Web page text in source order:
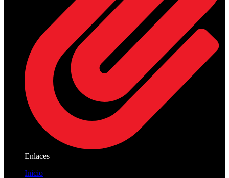
Enlaces
Inicio